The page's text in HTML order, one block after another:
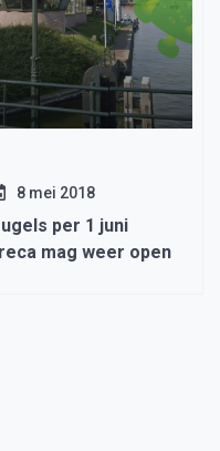
8 mei 2018
per 1 juni
mag weer open